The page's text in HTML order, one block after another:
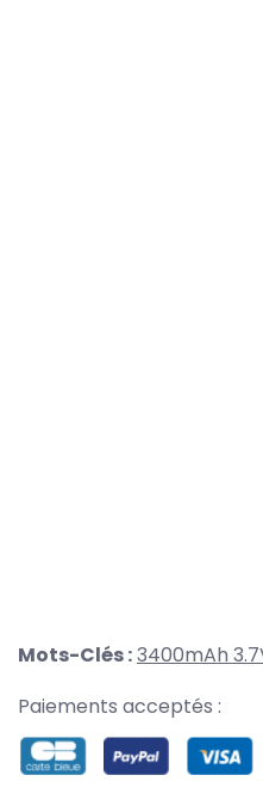
Mots-Clés :3400mAh
Paiements acceptés :